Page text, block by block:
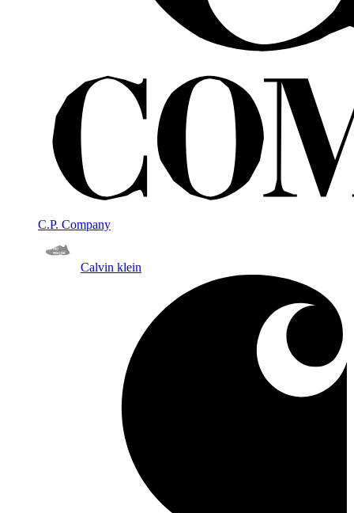
C.P. Company
Calvin klein